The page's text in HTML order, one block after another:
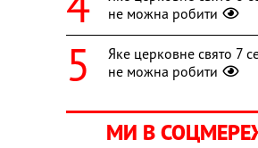
не можна робити
Яке церковне свято 7
не можна робити
МИ В